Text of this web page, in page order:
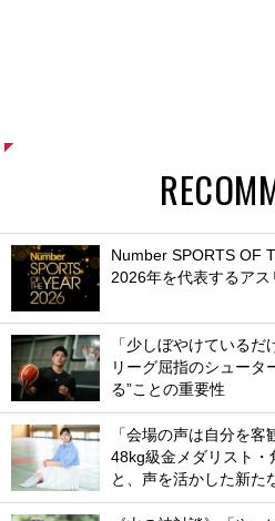
Number SPORTS OF
2026年を代表するア
「少しぼやけている
リーグ屈指のシュータ
る”ことの重要性
「会場の声は自分を
48kg級金メダリスト・
と、声を活かした新た